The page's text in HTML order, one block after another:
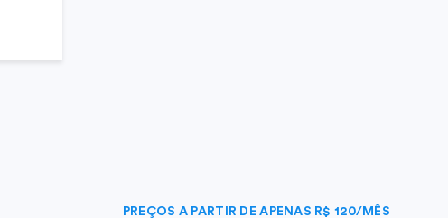
PREÇOS A PARTIR DE APENAS R$ 120/MÊS